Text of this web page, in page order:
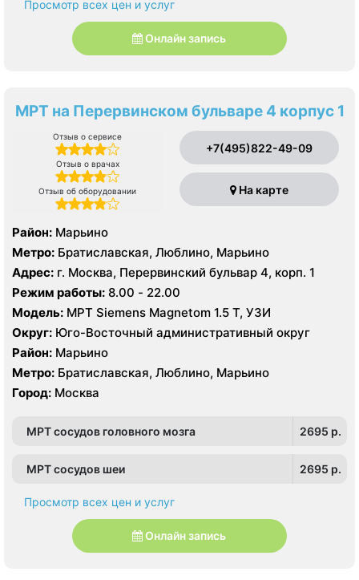
Просмотр всех цен и услуг
Онлайн запись
МРТ на Перервинском бульваре 4 корпус 1
Отзыв о сервисе
Отзыв о врачах
Отзыв об оборудовании
+7(495)822-49-09
На карте
Район: Марьино
Метро: Братиславская, Люблино, Марьино
Адрес: г. Москва, Перервинский бульвар 4, корп. 1
Режим работы: 8.00 - 22.00
Модель: МРТ Siemens Magnetom 1.5 Т, УЗИ
Округ: Юго-Восточный административный округ
Район: Марьино
Метро: Братиславская, Люблино, Марьино
Город: Москва
МРТ сосудов головного мозга 2695 p.
МРТ сосудов шеи 2695 p.
Просмотр всех цен и услуг
Онлайн запись